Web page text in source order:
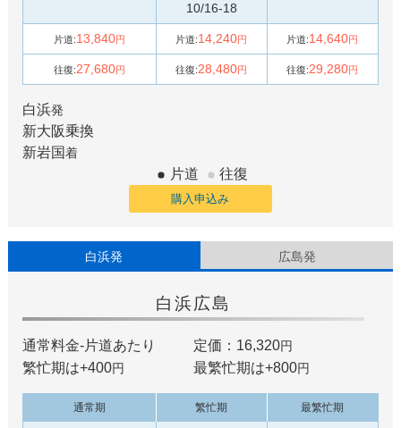
10/16-18
片道:13,840円 片道:14,240円 片道:14,640円
往復:27,680円 往復:28,480円 往復:29,280円
白浜発
新大阪乗換
新岩国着
片道 往復
購入申込み
白浜発 広島発
白浜広島
通常料金-片道あたり 定価：16,320円
繁忙期は+400円 最繁忙期は+800円
通常期 繁忙期 最繁忙期